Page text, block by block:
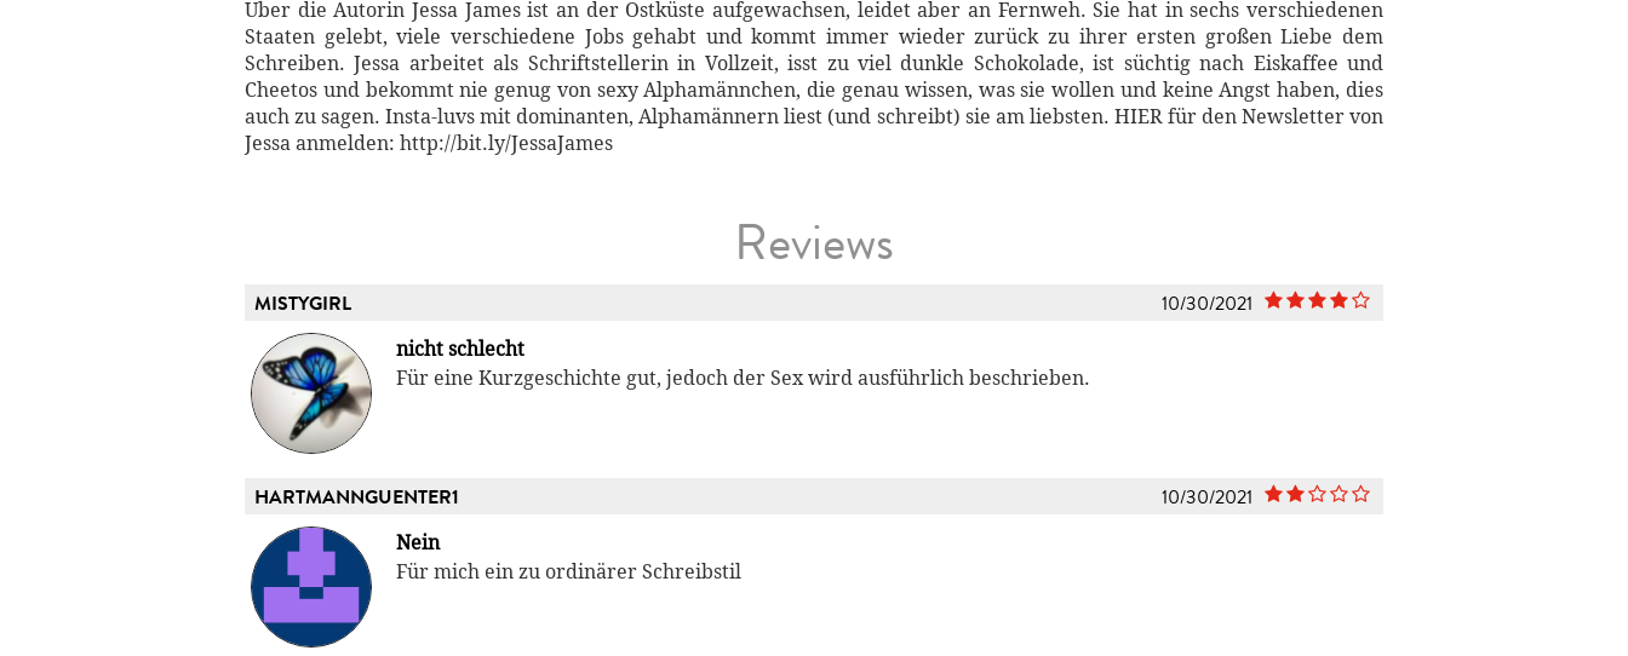
Über die Autorin Jessa James ist an der Ostküste aufgewachsen, leidet aber an Fernweh. Sie hat in sechs verschiedenen
Staaten gelebt, viele verschiedene Jobs gehabt und kommt immer wieder zurück zu ihrer ersten großen Liebe dem
Schreiben. Jessa arbeitet als Schriftstellerin in Vollzeit, isst zu viel dunkle Schokolade, ist süchtig nach Eiskaffee und
Cheetos und bekommt nie genug von sexy Alphamännchen, die genau wissen, was sie wollen und keine Angst haben, dies
auch zu sagen. Insta-luvs mit dominanten, Alphamännern liest (und schreibt) sie am liebsten. HIER für den Newsletter von
Jessa anmelden: http://bit.ly/JessaJames
Reviews
MISTYGIRL 10/30/2021
nicht schlecht
Für eine Kurzgeschichte gut, jedoch der Sex wird ausführlich beschrieben.
HARTMANNGUENTER1 10/30/2021
Nein
Für mich ein zu ordinärer Schreibstil